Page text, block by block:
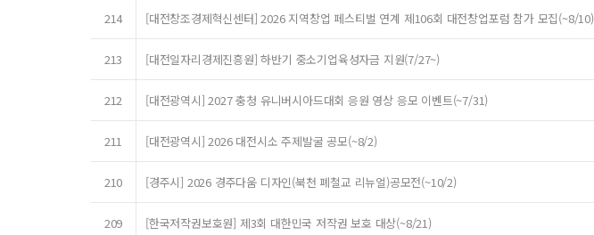
214 [대전창조경제혁신센터] 2026 지역창업 페스티벌 연계 제106회 대전창업포럼 참가 모집(~8/10)
213 [대전일자리경제진흥원] 하반기 중소기업육성자금 지원(7/27~)
212 [대전광역시] 2027 충청 유니버시아드대회 응원 영상 응모 이벤트(~7/31)
211 [대전광역시] 2026 대전시소 주제발굴 공모(~8/2)
210 [경주시] 2026 경주다움 디자인(북천 폐철교 리뉴얼)공모전(~10/2)
209 [한국저작권보호원] 제3회 대한민국 저작권 보호 대상(~8/21)